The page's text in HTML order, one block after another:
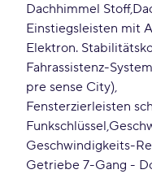
Dachhimmel Stoff
Einstiegsleisten mit
Elektron.
Fahrassistenz-
pre sense City)
Fensterzierleisten
Funkschlüssel
Geschwindigkeits-
Getriebe 7-Gang -